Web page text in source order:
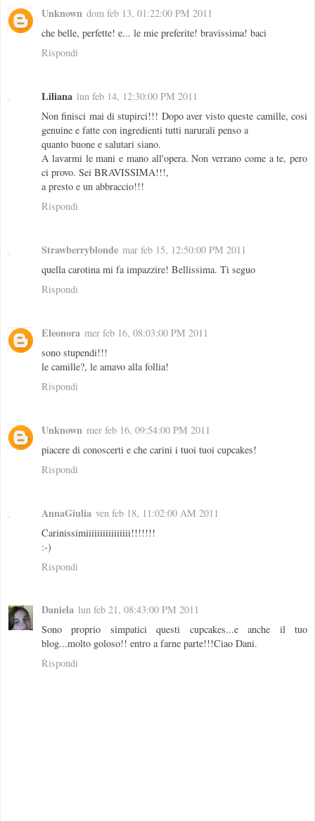
Unknown dom feb 13, 01:22:00 PM 2011
che belle, perfette! e... le mie preferite! bravissima! baci
Rispondi
Liliana lun feb 14, 12:30:00 PM 2011
Non finisci mai di stupirci!!! Dopo aver visto queste camille, cosi
genuine e fatte con ingredienti tutti narurali penso a
quanto buone e salutari siano.
A lavarmi le mani e mano all'opera. Non verrano come a te, pero
ci provo. Sei BRAVISSIMA!!!,
a presto e un abbraccio!!!
Rispondi
Strawberryblonde mar feb 15, 12:50:00 PM 2011
quella carotina mi fa impazzire! Bellissima. Ti seguo
Rispondi
Eleonora mer feb 16, 08:03:00 PM 2011
sono stupendi!!!
le camille?, le amavo alla follia!
Rispondi
Unknown mer feb 16, 09:54:00 PM 2011
piacere di conoscerti e che carini i tuoi tuoi cupcakes!
Rispondi
AnnaGiulia ven feb 18, 11:02:00 AM 2011
Carinissimiiiiiiiiiiiiiiii!!!!!!!
:-)
Rispondi
Daniela lun feb 21, 08:43:00 PM 2011
Sono proprio simpatici questi cupcakes...e anche il tuo
blog...molto goloso!! entro a farne parte!!!Ciao Dani.
Rispondi